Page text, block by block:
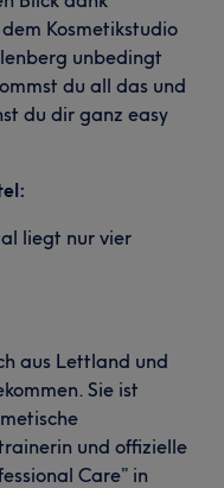
Kosmetikstudio
unbedingt
du all das und
du dir ganz easy
liegt nur vier
aus Lettland und
Sie ist
und offizielle
Care” in